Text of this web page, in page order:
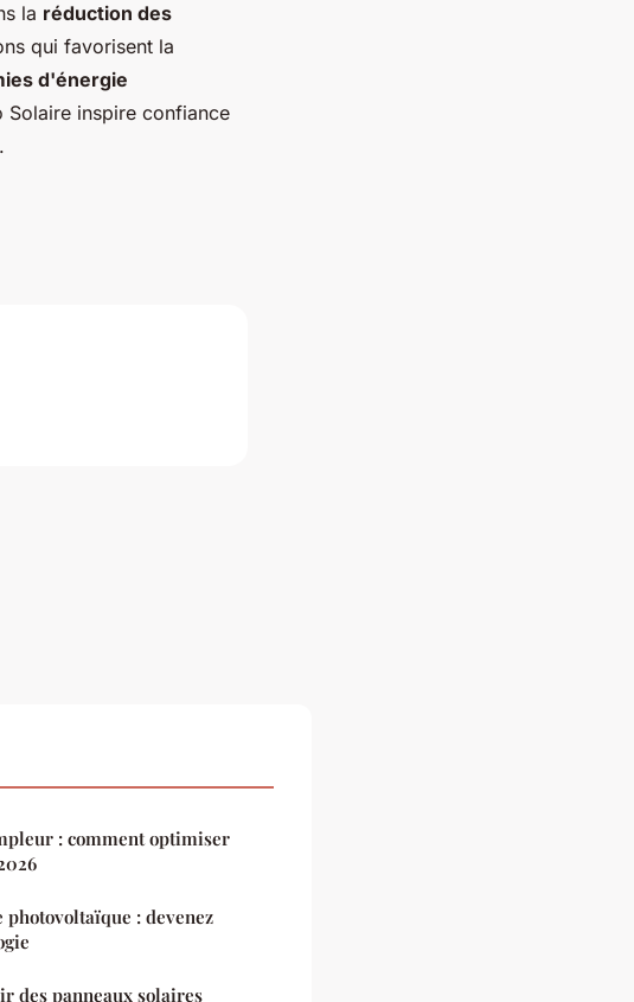
la réduction des
qui favorisent la
d'énergie
Solaire inspire confiance
: comment optimiser
photovoltaïque : devenez
des panneaux solaires